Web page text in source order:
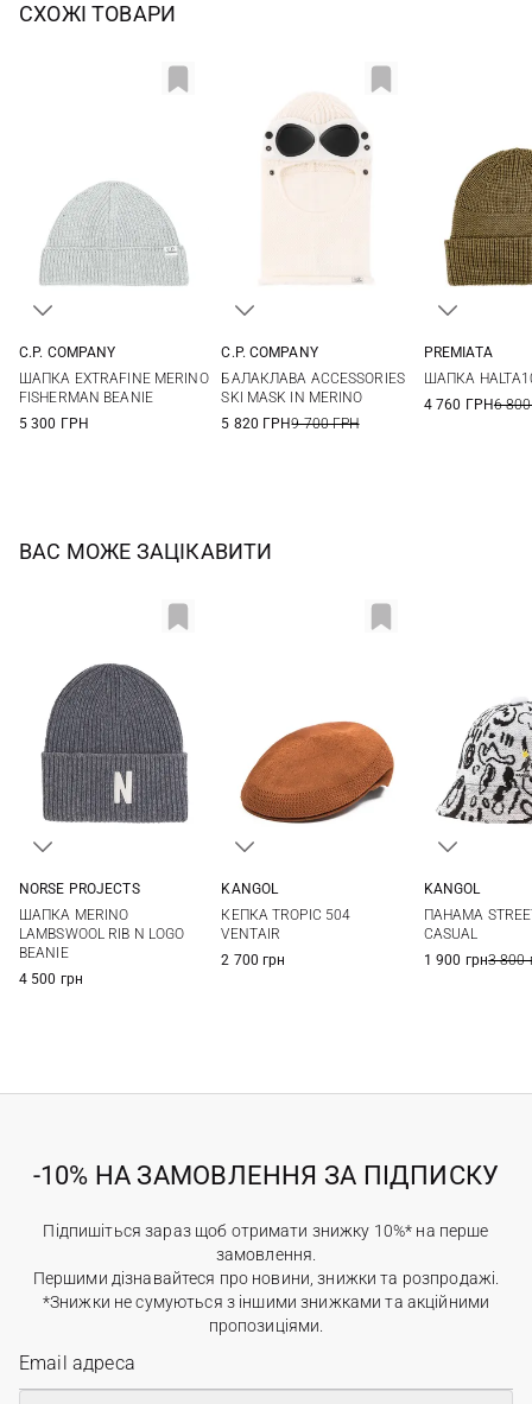
СХОЖІ ТОВАРИ
C.P. COMPANY
ШАПКА EXTRAFINE MERINO
FISHERMAN BEANIE
5 300 ГРН
C.P. COMPANY
БАЛАКЛАВА ACCESSORIES
SKI MASK IN MERINO
5 820 ГРН9 700 ГРН
PREMIATA
ШАПКА
4 760 ГРН6
ВАС МОЖЕ ЗАЦІКАВИТИ
NORSE PROJECTS
ШАПКА MERINO
LAMBSWOOL RIB N LOGO
BEANIE
4 500 грн
KANGOL
КЕПКА TROPIC 504
VENTAIR
2 700 грн
KANGOL
ПАНАМА
CASUAL
1 900 грн3 800
-10% НА ЗАМОВЛЕННЯ ЗА ПІДПИСКУ
Підпишіться зараз щоб отримати знижку 10%* на перше
замовлення.
Першими дізнавайтеся про новини, знижки та розпродажі.
*Знижки не сумуються з іншими знижками та акційними
пропозиціями.